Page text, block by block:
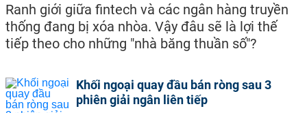
Ranh giới giữa fintech và các ngân hàng truyền
thống đang bị xóa nhòa. Vậy đâu sẽ là lợi thế
tiếp theo cho những "nhà băng thuần số"?
Khối ngoại quay đầu bán ròng sau 3
phiên giải ngân liên tiếp